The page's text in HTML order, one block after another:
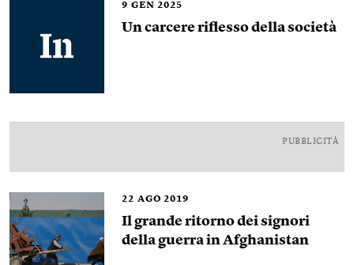
9 GEN 2025
Un carcere riflesso della società
PUBBLICITÀ
22 AGO 2019
Il grande ritorno dei signori
della guerra in Afghanistan